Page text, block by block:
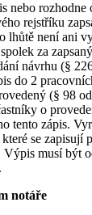
nebo rozhodne
rejstříku
lhůtě není ani
za
návrhu (§
do 2
(§ 98
o
tento zápis.
se zapisují
Výpis musí být
notáře